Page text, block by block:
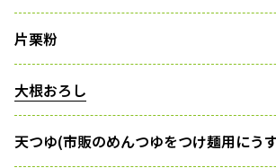
片栗粉
大根おろし
天つゆ(市販のめんつゆをつけ麺用にう